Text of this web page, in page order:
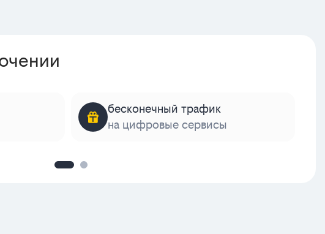
бесконечный трафик
на цифровые сервисы